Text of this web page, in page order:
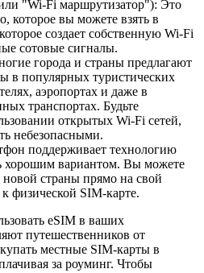
"Wi-Fi маршрутизатор"): Это
которое вы можете взять в
создает собственную Wi-Fi
сотовые сигналы.
города и страны предлагают
в популярных туристических
аэропортах и даже в
транспортах. Будьте
открытых Wi-Fi сетей,
небезопасными.
поддерживает технологию
хорошим вариантом. Вы можете
новой страны прямо на свой
физической SIM-карте.
eSIM в ваших
путешественников от
местные SIM-карты в
за роуминг. Чтобы